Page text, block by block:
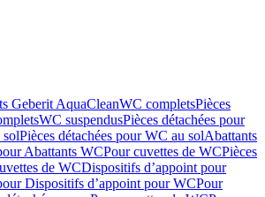
Geberit AquaCleanWC completsPièces
WC suspendusPièces détachées pour
Pièces détachées pour WC au solAbattants
Abattants WCPour cuvettes de WCPièces
de WCDispositifs d’appoint pour
Dispositifs d’appoint pour WCPour